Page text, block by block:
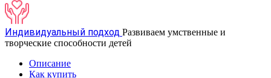
Индивидуальный подход Развиваем умственные и
творческие способности детей
Описание
Как купить